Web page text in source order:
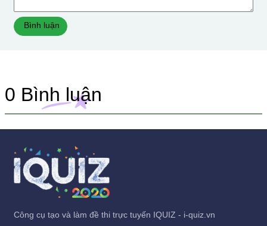
Bình luận
0 Bình luận
Công cụ tạo và làm đề thi trực tuyến IQUIZ - i-quiz.vn